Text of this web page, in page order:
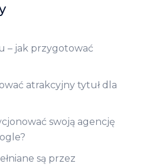
– jak przygotować
atrakcyjny tytuł dla
swoją agencję
są przez